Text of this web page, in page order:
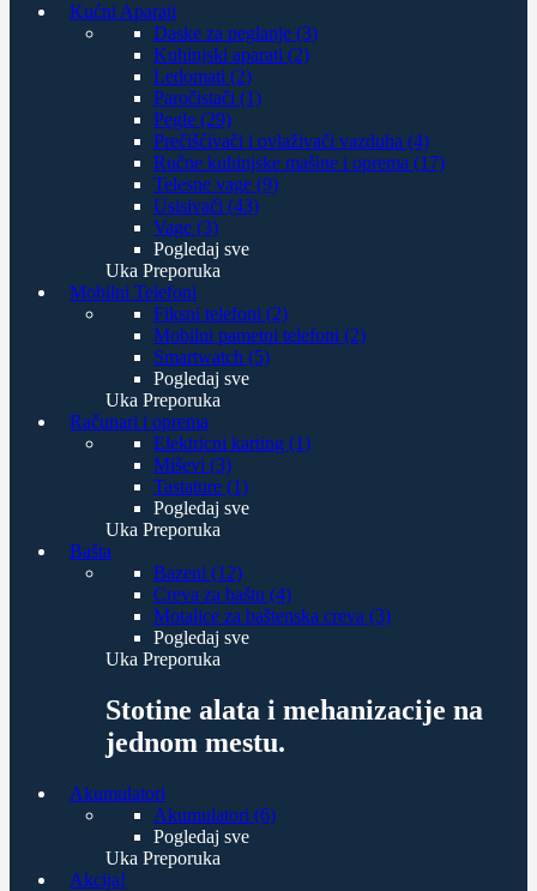
Kućni Aparati
Daske za peglanje (3)
Kuhinjski aparati (2)
Ledomati (2)
Paročistači (1)
Pegle (29)
Prečišćivači i ovlaživači vazduha (4)
Ručne kuhinjske mašine i oprema (17)
Telesne vage (9)
Usisivači (43)
Vage (3)
Pogledaj sve
Uka Preporuka
Mobilni Telefoni
Fiksni telefoni (2)
Mobilni pametni telefoni (2)
Smartwatch (5)
Pogledaj sve
Uka Preporuka
Računari i oprema
Elektricni karting (1)
Miševi (3)
Tastature (1)
Pogledaj sve
Uka Preporuka
Bašta
Bazeni (12)
Creva za baštu (4)
Motalice za baštenska creva (3)
Pogledaj sve
Uka Preporuka
Stotine alata i mehanizacije na
jednom mestu.
Akumulatori
Akumulatori (6)
Pogledaj sve
Uka Preporuka
Akcija!